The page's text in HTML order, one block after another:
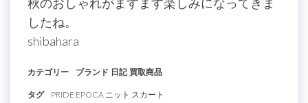
したね。
shibahara
カテゴリー ブランド 日記 買取商品
タグ PRIDE EPOCA ニット スカート